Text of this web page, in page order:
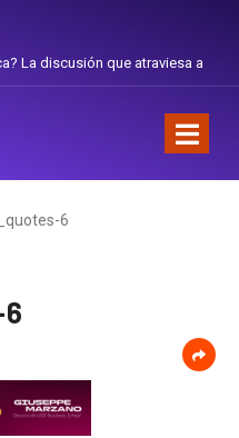
La discusión que atraviesa a
6